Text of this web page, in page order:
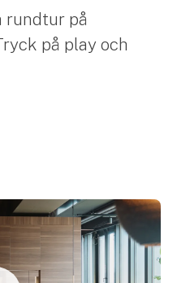
rundtur på
på play och